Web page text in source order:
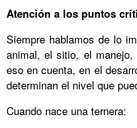
Atención a los puntos
Siempre hablamos de lo
animal, el sitio, el
eso en cuenta, en el
determinan el nivel que
Cuando nace una ternera: